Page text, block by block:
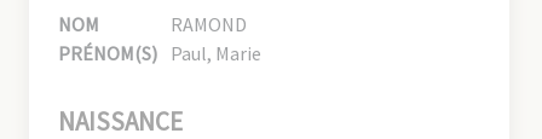
NOM
RAMOND
PRÉNOM(S) Paul, Marie
NAISSANCE